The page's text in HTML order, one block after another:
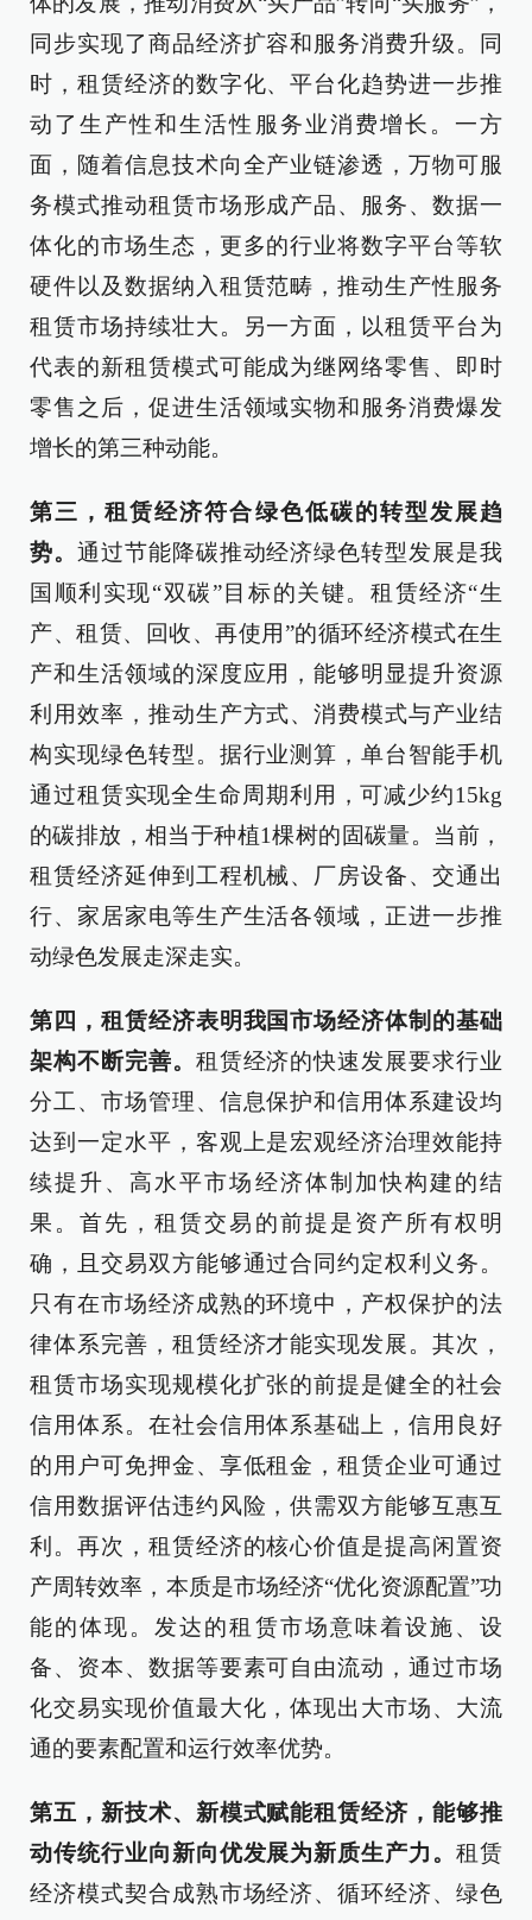
同步实现了商品经济扩容和服务消费升级。同
时，租赁经济的数字化、平台化趋势进一步推
动了生产性和生活性服务业消费增长。一方
面，随着信息技术向全产业链渗透，万物可服
务模式推动租赁市场形成产品、服务、数据一
体化的市场生态，更多的行业将数字平台等软
硬件以及数据纳入租赁范畴，推动生产性服务
租赁市场持续壮大。另一方面，以租赁平台为
代表的新租赁模式可能成为继网络零售、即时
零售之后，促进生活领域实物和服务消费爆发
增长的第三种动能。
第三，租赁经济符合绿色低碳的转型发展趋
势。 通过节能降碳推动经济绿色转型发展是我
国顺利实现“双碳”目标的关键。租赁经济“生
产、租赁、回收、再使用”的循环经济模式在生
产和生活领域的深度应用，能够明显提升资源
利用效率，推动生产方式、消费模式与产业结
构实现绿色转型。据行业测算，单台智能手机
通过租赁实现全生命周期利用，可减少约15kg
的碳排放，相当于种植1棵树的固碳量。当前，
租赁经济延伸到工程机械、厂房设备、交通出
行、家居家电等生产生活各领域，正进一步推
动绿色发展走深走实。
第四，租赁经济表明我国市场经济体制的基础
架构不断完善。 租赁经济的快速发展要求行业
分工、市场管理、信息保护和信用体系建设均
达到一定水平，客观上是宏观经济治理效能持
续提升、高水平市场经济体制加快构建的结
果。首先，租赁交易的前提是资产所有权明
确，且交易双方能够通过合同约定权利义务。
只有在市场经济成熟的环境中，产权保护的法
律体系完善，租赁经济才能实现发展。其次，
租赁市场实现规模化扩张的前提是健全的社会
信用体系。在社会信用体系基础上，信用良好
的用户可免押金、享低租金，租赁企业可通过
信用数据评估违约风险，供需双方能够互惠互
利。再次，租赁经济的核心价值是提高闲置资
产周转效率，本质是市场经济“优化资源配置”功
能的体现。发达的租赁市场意味着设施、设
备、资本、数据等要素可自由流动，通过市场
化交易实现价值最大化，体现出大市场、大流
通的要素配置和运行效率优势。
第五，新技术、新模式赋能租赁经济，能够推
动传统行业向新向优发展为新质生产力。租赁
经济模式契合成熟市场经济、循环经济、绿色